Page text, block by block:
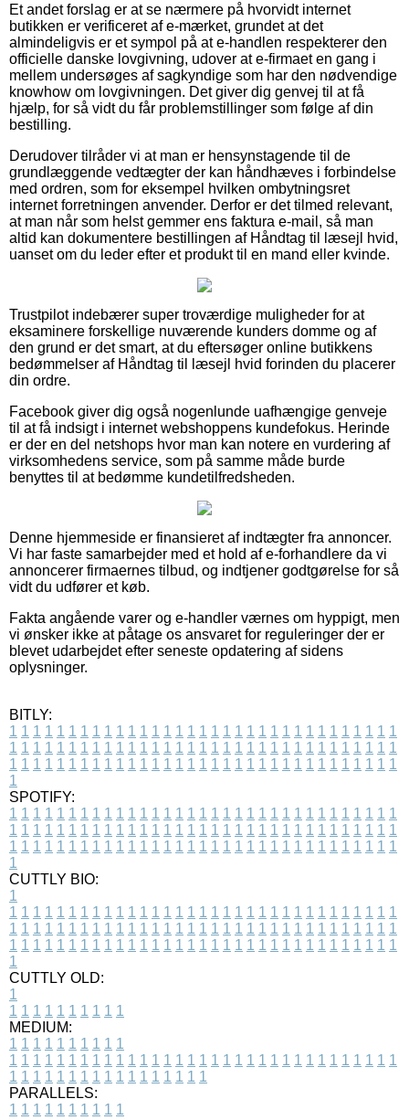
Et andet forslag er at se nærmere på hvorvidt internet
butikken er verificeret af e-mærket, grundet at det
almindeligvis er et sympol på at e-handlen respekterer den
officielle danske lovgivning, udover at e-firmaet en gang i
mellem undersøges af sagkyndige som har den nødvendige
knowhow om lovgivningen. Det giver dig genvej til at få
hjælp, for så vidt du får problemstillinger som følge af din
bestilling.
Derudover tilråder vi at man er hensynstagende til de
grundlæggende vedtægter der kan håndhæves i forbindelse
med ordren, som for eksempel hvilken ombytningsret
internet forretningen anvender. Derfor er det tilmed relevant,
at man når som helst gemmer ens faktura e-mail, så man
altid kan dokumentere bestillingen af Håndtag til læsejl hvid,
uanset om du leder efter et produkt til en mand eller kvinde.
Trustpilot indebærer super troværdige muligheder for at
eksaminere forskellige nuværende kunders domme og af
den grund er det smart, at du eftersøger online butikkens
bedømmelser af Håndtag til læsejl hvid forinden du placerer
din ordre.
Facebook giver dig også nogenlunde uafhængige genveje
til at få indsigt i internet webshoppens kundefokus. Herinde
er der en del netshops hvor man kan notere en vurdering af
virksomhedens service, som på samme måde burde
benyttes til at bedømme kundetilfredsheden.
Denne hjemmeside er finansieret af indtægter fra annoncer.
Vi har faste samarbejder med et hold af e-forhandlere da vi
annoncerer firmaernes tilbud, og indtjener godtgørelse for så
vidt du udfører et køb.
Fakta angående varer og e-handler værnes om hyppigt, men
vi ønsker ikke at påtage os ansvaret for reguleringer der er
blevet udarbejdet efter seneste opdatering af sidens
oplysninger.
BITLY:
1 1 1 1 1 1 1 1 1 1 1 1 1 1 1 1 1 1 1 1 1 1 1 1 1 1 1 1 1 1 1 1 1
1 1 1 1 1 1 1 1 1 1 1 1 1 1 1 1 1 1 1 1 1 1 1 1 1 1 1 1 1 1 1 1 1
1 1 1 1 1 1 1 1 1 1 1 1 1 1 1 1 1 1 1 1 1 1 1 1 1 1 1 1 1 1 1 1 1
1
SPOTIFY:
1 1 1 1 1 1 1 1 1 1 1 1 1 1 1 1 1 1 1 1 1 1 1 1 1 1 1 1 1 1 1 1 1
1 1 1 1 1 1 1 1 1 1 1 1 1 1 1 1 1 1 1 1 1 1 1 1 1 1 1 1 1 1 1 1 1
1 1 1 1 1 1 1 1 1 1 1 1 1 1 1 1 1 1 1 1 1 1 1 1 1 1 1 1 1 1 1 1 1
1
CUTTLY BIO:
1
1 1 1 1 1 1 1 1 1 1 1 1 1 1 1 1 1 1 1 1 1 1 1 1 1 1 1 1 1 1 1 1 1
1 1 1 1 1 1 1 1 1 1 1 1 1 1 1 1 1 1 1 1 1 1 1 1 1 1 1 1 1 1 1 1 1
1 1 1 1 1 1 1 1 1 1 1 1 1 1 1 1 1 1 1 1 1 1 1 1 1 1 1 1 1 1 1 1 1
1
CUTTLY OLD:
1
1 1 1 1 1 1 1 1 1 1
MEDIUM:
1 1 1 1 1 1 1 1 1 1
1 1 1 1 1 1 1 1 1 1 1 1 1 1 1 1 1 1 1 1 1 1 1 1 1 1 1 1 1 1 1 1 1
1 1 1 1 1 1 1 1 1 1 1 1 1 1 1 1 1
PARALLELS:
1 1 1 1 1 1 1 1 1 1